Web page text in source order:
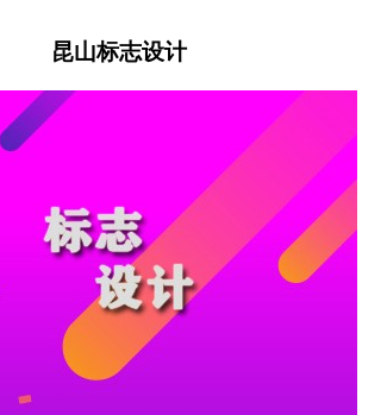
昆山标志设计